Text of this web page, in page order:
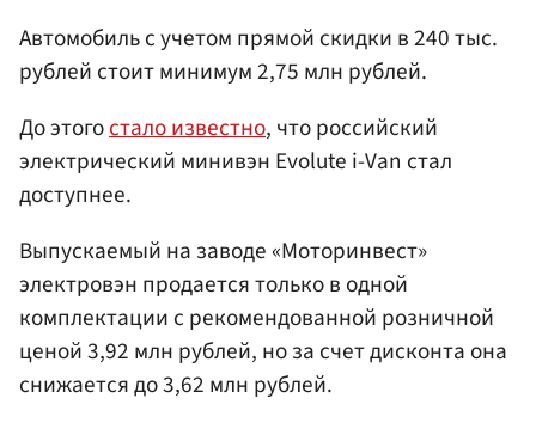
Автомобиль с учетом прямой скидки в 240 тыс.
рублей стоит минимум 2,75 млн рублей.
До этогостало известно, что российский
электрический минивэн Evolute i-Van стал
доступнее.
Выпускаемый на заводе «Моторинвест»
электровэн продается только в одной
комплектации с рекомендованной розничной
ценой 3,92 млн рублей, но за счет дисконта она
снижается до 3,62 млн рублей.